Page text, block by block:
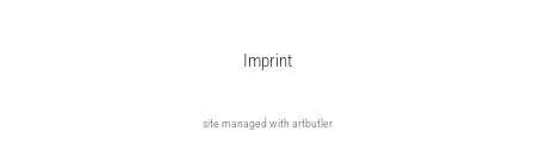
Imprint
site managed with artbutler